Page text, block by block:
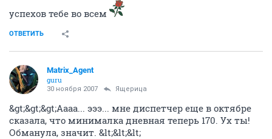
успехов тебе во всем
ОТВЕТИТЬ
Matrix_Agent
guru
30 ноября 2007 Ящерица
&gt;&gt;&gt;Аааа... эээ... мне диспетчер еще в октябре
сказала, что минималка дневная теперь 170. Ух ты!
Обманула, значит. &lt;&lt;&lt;